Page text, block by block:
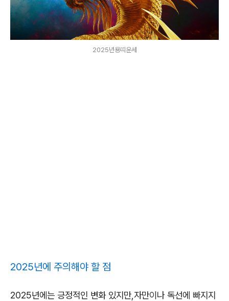
2025년용띠운세
2025년에 주의해야 할 점
2025년에는 긍정적인 변화 있지만,자만이나 독선에 빠지지